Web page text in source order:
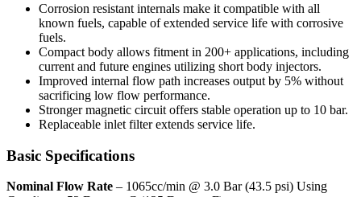
Corrosion resistant internals make it compatible with all
known fuels, capable of extended service life with corrosive
fuels.
Compact body allows fitment in 200+ applications, including
current and future engines utilizing short body injectors.
Improved internal flow path increases output by 5% without
sacrificing low flow performance.
Stronger magnetic circuit offers stable operation up to 10 bar.
Replaceable inlet filter extends service life.
Basic Specifications
Nominal Flow Rate – 1065cc/min @ 3.0 Bar (43.5 psi) Using